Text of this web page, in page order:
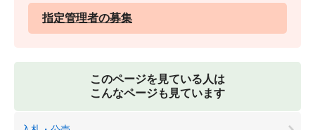
指定管理者の募集
このページを見ている人は
こんなページも見ています